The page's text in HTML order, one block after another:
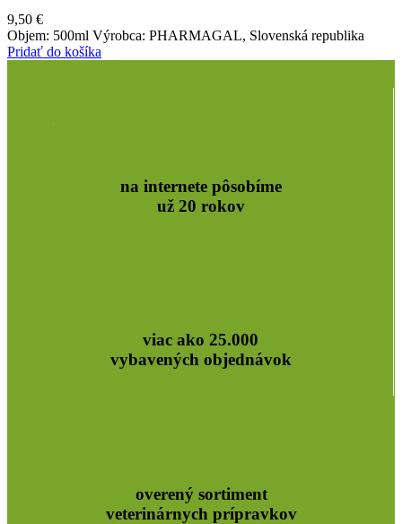
9,50 €
Objem: 500ml Výrobca: PHARMAGAL, Slovenská republika
Pridať do košíka
na internete pôsobíme
už 20 rokov
viac ako 25.000
vybavených objednávok
overený sortiment
veterinárnych prípravkov